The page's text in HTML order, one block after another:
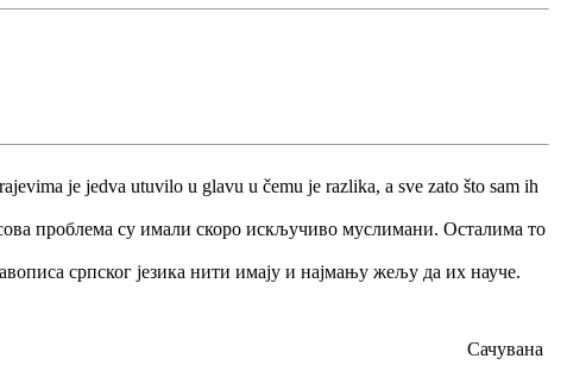
je jedva utuvilo u glavu u čemu je razlika, a sve zato što sam ih
проблема су имали скоро искључиво муслимани. Осталима то
српског језика нити имају и најмању жељу да их науче.
Сачувана